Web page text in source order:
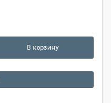
В корзину